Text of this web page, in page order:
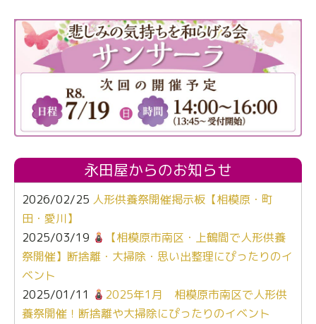
永田屋からのお知らせ
2026/02/25 人形供養祭開催掲示板【相模原・町
田・愛川】
2025/03/19
【相模原市南区・上鶴間で人形供養
祭開催】断捨離・大掃除・思い出整理にぴったりのイ
ベント
2025/01/11
2025年1月 相模原市南区で人形供
養祭開催！断捨離や大掃除にぴったりのイベント